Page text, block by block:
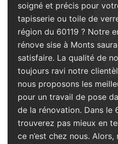
soigné et précis pour
tapisserie ou toile de
région du 60119 ? Notre
rénove sise à Monts
satisfaire. La qualité de
toujours ravi notre
nous proposons les
pour un travail de pose
de la rénovation. Dans le
trouverez pas mieux en
ce n’est chez nous.